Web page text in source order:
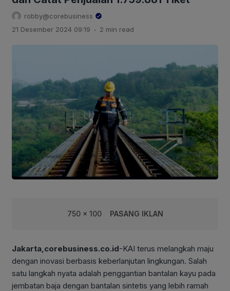
robby@corebusiness
21 Desember 2024 09:19 . 2 min read
750 x 100 PASANG IKLAN
Jakarta,corebusiness.co.id-KAI terus melangkah maju
dengan inovasi berbasis keberlanjutan lingkungan. Salah
satu langkah nyata adalah penggantian bantalan kayu pada
jembatan baja dengan bantalan sintetis yang lebih ramah